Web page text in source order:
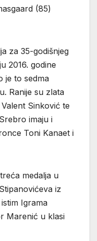
(85)
za 35-godišnjeg
2016. godine
je to sedma
Ranije su zlata
Sinković te
imaju i
Toni Kanaet i
medalja u
iz
Igrama
Marenić u klasi